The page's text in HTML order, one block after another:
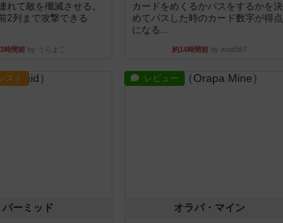
れて敵を殲滅させる。
2列まで攻撃できる
時間前 by うらまこ
カードをめくるかパスをするかを決
めてパスした時のカード数字が得点
になる...
約14時間前by mob567
スト
パーミッド
レビュー
オラパ・マイン